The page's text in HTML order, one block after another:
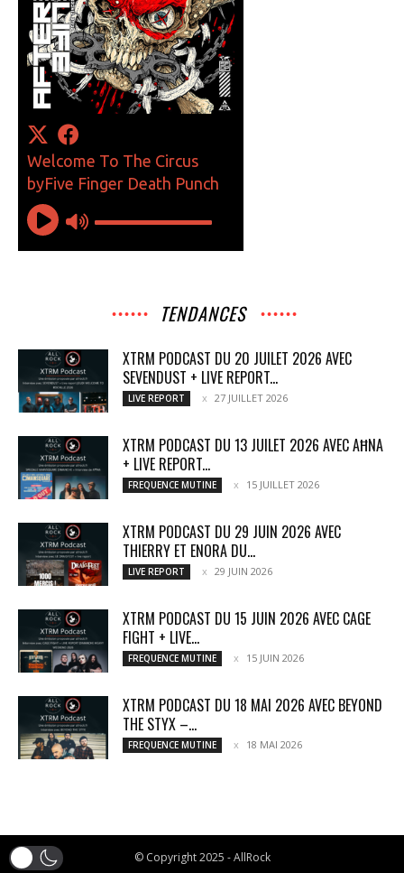
TENDANCES
XTRM PODCAST DU 20 JUILET 2026 AVEC
SEVENDUST + LIVE REPORT...
LIVE REPORT 27 JUILLET 2026
XTRM PODCAST DU 13 JUILET 2026 AVEC AĦNA
+ LIVE REPORT...
FREQUENCE MUTINE 15 JUILLET 2026
XTRM PODCAST DU 29 JUIN 2026 AVEC
THIERRY ET ENORA DU...
LIVE REPORT 29 JUIN 2026
XTRM PODCAST DU 15 JUIN 2026 AVEC CAGE
FIGHT + LIVE...
FREQUENCE MUTINE 15 JUIN 2026
XTRM PODCAST DU 18 MAI 2026 AVEC BEYOND
THE STYX –...
FREQUENCE MUTINE 18 MAI 2026
© Copyright 2025 - AllRock